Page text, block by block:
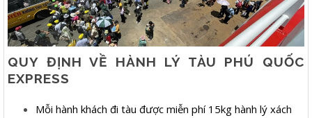
QUY ĐỊNH VỀ HÀNH LÝ TÀU PHÚ QUỐC
EXPRESS
Mỗi hành khách đi tàu được miễn phí 15kg hành lý xách